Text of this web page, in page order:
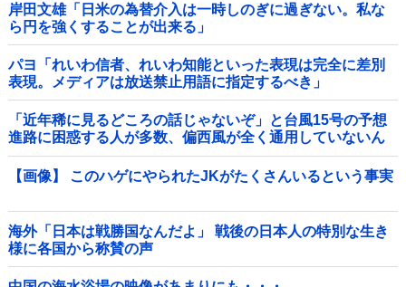
岸田文雄「日米の為替介入は一時しのぎに過ぎない。私な
ら円を強くすることが出来る」
パヨ「れいわ信者、れいわ知能といった表現は完全に差別
表現。メディアは放送禁止用語に指定するべき」
「近年稀に見るどころの話じゃないぞ」と台風15号の予想
進路に困惑する人が多数、偏西風が全く通用していないん
だけど……他
【画像】 このハゲにやられたJKがたくさんいるという事実
海外「日本は戦勝国なんだよ」 戦後の日本人の特別な生き
様に各国から称賛の声